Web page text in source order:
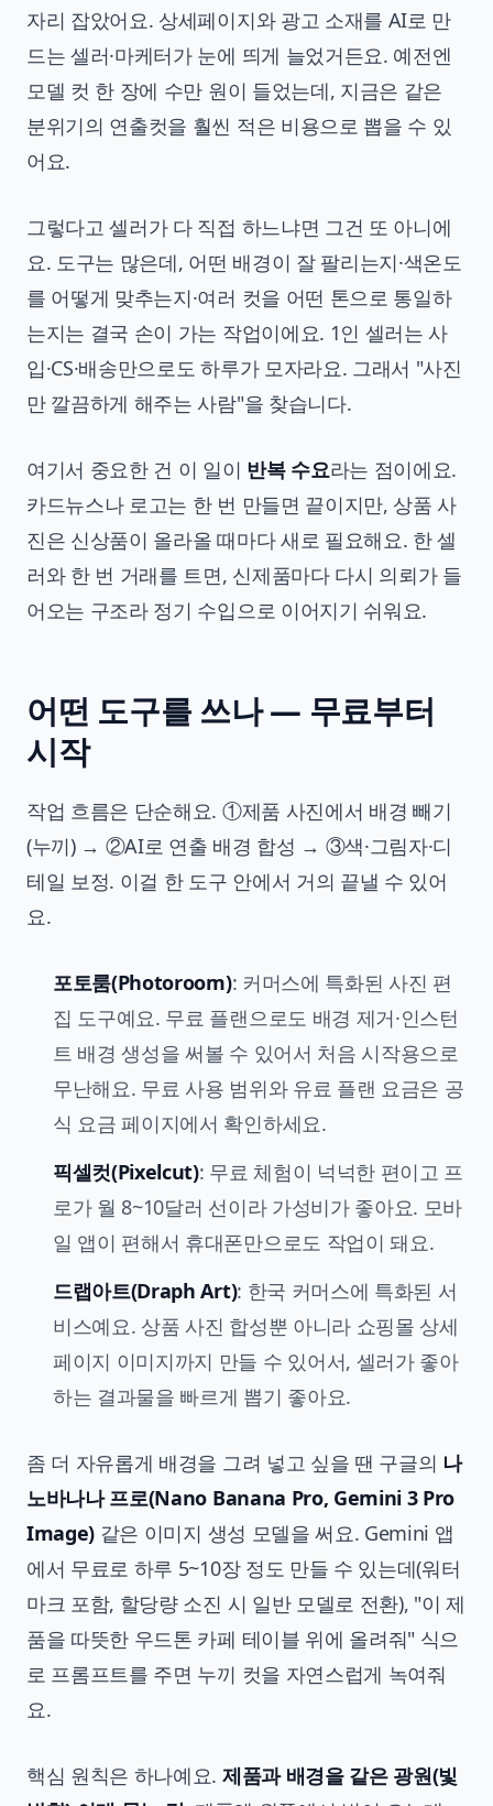
자리 잡았어요. 상세페이지와 광고 소재를 AI로 만
드는 셀러·마케터가 눈에 띄게 늘었거든요. 예전엔
모델 컷 한 장에 수만 원이 들었는데, 지금은 같은
분위기의 연출컷을 훨씬 적은 비용으로 뽑을 수 있
어요.
그렇다고 셀러가 다 직접 하느냐면 그건 또 아니에
요. 도구는 많은데, 어떤 배경이 잘 팔리는지·색온도
를 어떻게 맞추는지·여러 컷을 어떤 톤으로 통일하
는지는 결국 손이 가는 작업이에요. 1인 셀러는 사
입·CS·배송만으로도 하루가 모자라요. 그래서 "사진
만 깔끔하게 해주는 사람"을 찾습니다.
여기서 중요한 건 이 일이 반복 수요라는 점이에요.
카드뉴스나 로고는 한 번 만들면 끝이지만, 상품 사
진은 신상품이 올라올 때마다 새로 필요해요. 한 셀
러와 한 번 거래를 트면, 신제품마다 다시 의뢰가 들
어오는 구조라 정기 수입으로 이어지기 쉬워요.
어떤 도구를 쓰나 — 무료부터
시작
작업 흐름은 단순해요. ①제품 사진에서 배경 빼기
(누끼) → ②AI로 연출 배경 합성 → ③색·그림자·디
테일 보정. 이걸 한 도구 안에서 거의 끝낼 수 있어
요.
포토룸(Photoroom): 커머스에 특화된 사진 편
집 도구예요. 무료 플랜으로도 배경 제거·인스턴
트 배경 생성을 써볼 수 있어서 처음 시작용으로
무난해요. 무료 사용 범위와 유료 플랜 요금은 공
식 요금 페이지에서 확인하세요.
픽셀컷(Pixelcut): 무료 체험이 넉넉한 편이고 프
로가 월 8~10달러 선이라 가성비가 좋아요. 모바
일 앱이 편해서 휴대폰만으로도 작업이 돼요.
드랩아트(Draph Art): 한국 커머스에 특화된 서
비스예요. 상품 사진 합성뿐 아니라 쇼핑몰 상세
페이지 이미지까지 만들 수 있어서, 셀러가 좋아
하는 결과물을 빠르게 뽑기 좋아요.
좀 더 자유롭게 배경을 그려 넣고 싶을 땐 구글의 나
노바나나 프로(Nano Banana Pro, Gemini 3 Pro
Image) 같은 이미지 생성 모델을 써요. Gemini 앱
에서 무료로 하루 5~10장 정도 만들 수 있는데(워터
마크 포함, 할당량 소진 시 일반 모델로 전환), "이 제
품을 따뜻한 우드톤 카페 테이블 위에 올려줘" 식으
로 프롬프트를 주면 누끼 컷을 자연스럽게 녹여줘
요.
핵심 원칙은 하나예요. 제품과 배경을 같은 광원(빛